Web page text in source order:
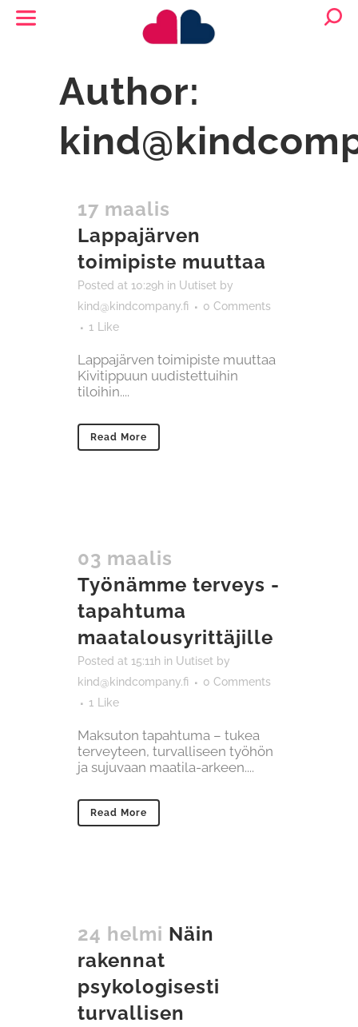
Author:
17 maalis
Lappajärven
toimipiste muuttaa
Posted at 10:29h in Uutiset by
kind@kindcompany.fi
0 Comments
1 Like
Lappajärven toimipiste muuttaa
Kivitippuun uudistettuihin
tiloihin....
Read More
03 maalis
Työnämme terveys -
tapahtuma
maatalousyrittäjille
Posted at 15:11h in Uutiset by
kind@kindcompany.fi
0 Comments
1 Like
Maksuton tapahtuma – tukea
terveyteen, turvalliseen työhön
ja sujuvaan maatila-arkeen....
Read More
24 helmi Näin
rakennat
psykologisesti
turvallisen